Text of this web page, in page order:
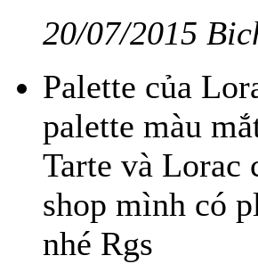
20/07/2015
Palette của
palette màu
Tarte và Lorac
shop mình có
nhé Rgs